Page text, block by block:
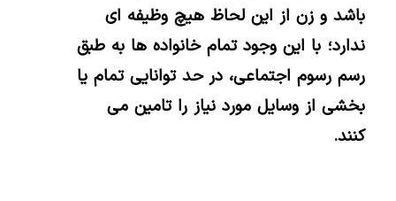
باشد و زن از این لحاظ هیچ وظیفه ای
ندارد؛ با این وجود تمام خانواده ها به طبق
رسم رسوم اجتماعی، در حد توانایی تمام یا
بخشی از وسایل مورد نیاز را تامین می
کنند.